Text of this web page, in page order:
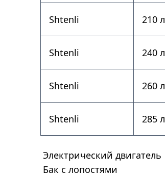
Shtenli 210 л
Shtenli 240 л
Shtenli 260 л
Shtenli 285 л
Электрический двигатель
Бак с лопостями